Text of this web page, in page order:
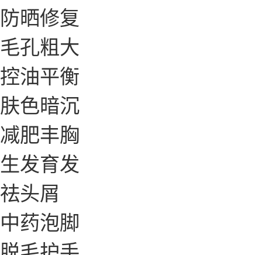
防晒修复
毛孔粗大
控油平衡
肤色暗沉
减肥丰胸
生发育发
祛头屑
中药泡脚